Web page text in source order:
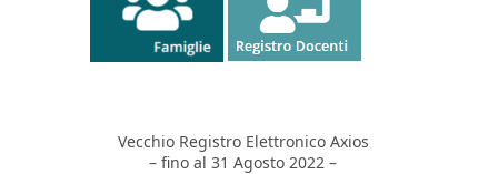
Vecchio Registro Elettronico Axios
– fino al 31 Agosto 2022 –